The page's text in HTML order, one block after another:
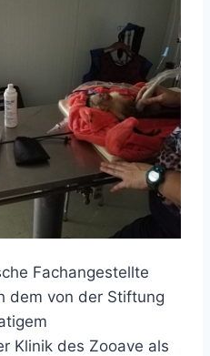
Fachangestellte
dem von der Stiftung
Klinik des Zooave als